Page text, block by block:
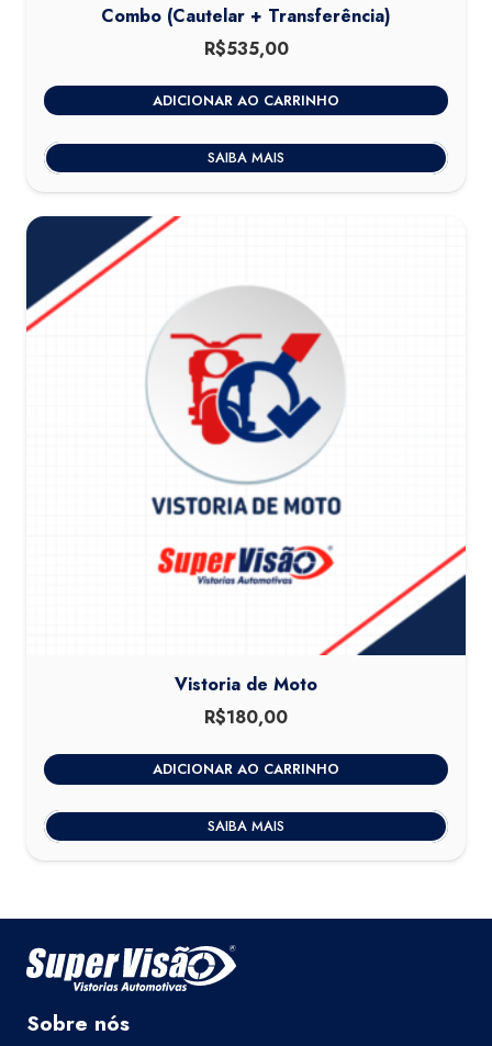
Combo (Cautelar + Transferência)
R$535,00
ADICIONAR AO CARRINHO
SAIBA MAIS
Vistoria de Moto
R$180,00
ADICIONAR AO CARRINHO
SAIBA MAIS
Sobre nós